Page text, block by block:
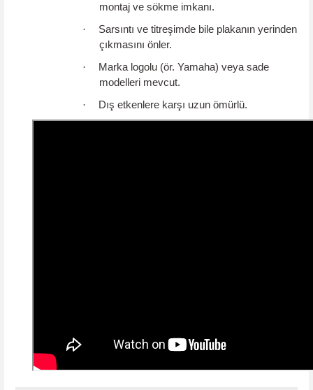
montaj ve sökme imkanı.
·
Sarsıntı ve titreşimde bile plakanın yerinden
çıkmasını önler.
·
Marka logolu (ör. Yamaha) veya sade
modelleri mevcut.
·
Dış etkenlere karşı uzun ömürlü.